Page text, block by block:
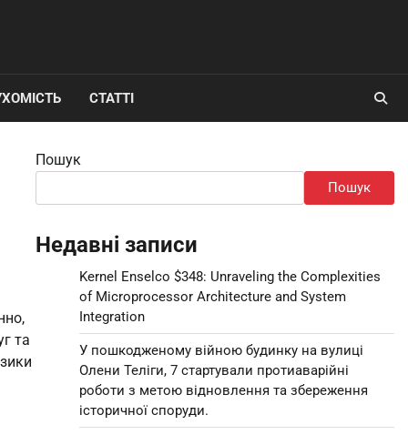
СТАТТІ
та
Пошук
Пошук
Недавні записи
Kernel Enselco $348: Unraveling the Complexities
of Microprocessor Architecture and System
Integration
У пошкодженому війною будинку на вулиці
Олени Теліги, 7 стартували протиаварійні
роботи з метою відновлення та збереження
історичної споруди.